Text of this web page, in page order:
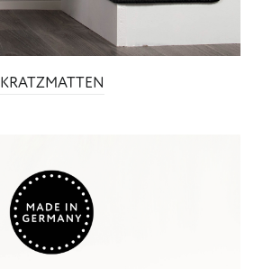
KRATZMATTEN